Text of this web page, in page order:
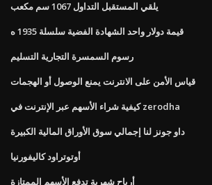
يلقي المستقبل التداول 1067 سم مكعب
قيمة دولار واحد الشهادة الفضية سلسلة 1935 ه
رسوم السمسرة التجارية التسليم
قياس الأمن على الانترنت يمنع الوصول أو الهجمات
كيفية شراء الأسهم عبر الإنترنت في zerodha
داو جونز لنا إجمالي سوق الأوراق المالية الكبيرة
أوتوتراود كاليفورنيا
أرباح شهرية تدفع الأسهم الممتازة